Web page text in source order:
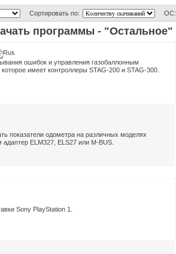
Сортировать по: ОС:
программы - "Остальное"
ошибок и управления газобаллонным
имеет контроллеры STAG-200 и STAG-300.
показатели одометра на различных моделях
ELM327, ELS27 или M-BUS.
Sony PlayStation 1.